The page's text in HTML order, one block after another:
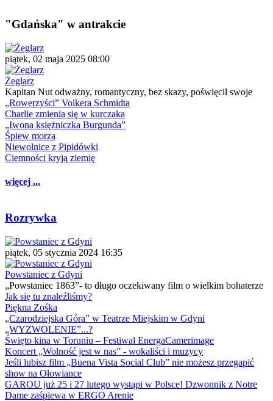
"Gdańska" w antrakcie
piątek, 02 maja 2025 08:00
Żeglarz
Kapitan Nut odważny, romantyczny, bez skazy, poświęcił swoje
„Rowerzyści” Volkera Schmidta
Charlie zmienia się w kurczaka
„Iwona księżniczka Burgunda”
Śpiew morza
Niewolnice z Pipidówki
Ciemności kryją ziemię
więcej ...
Rozrywka
piątek, 05 stycznia 2024 16:35
Powstaniec z Gdyni
„Powstaniec 1863”- to długo oczekiwany film o wielkim bohaterze
Jak się tu znaleźliśmy?
Piękna Zośka
„Czarodziejska Góra” w Teatrze Miejskim w Gdyni
„WYZWOLENIE”...?
Święto kina w Toruniu – Festiwal EnergaCamerimage
Koncert „Wolność jest w nas” - wokaliści i muzycy
Jeśli lubisz film „Buena Vista Social Club” nie możesz przegapić
show na Ołowiance
GAROU już 25 i 27 lutego wystąpi w Polsce! Dzwonnik z Notre
Dame zaśpiewa w ERGO Arenie